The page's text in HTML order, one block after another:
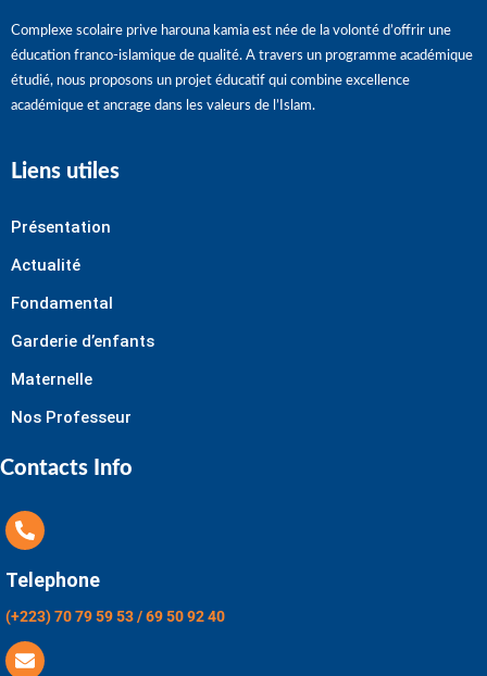
Complexe scolaire prive harouna kamia est née de la volonté d’offrir une
éducation franco-islamique de qualité. A travers un programme académique
étudié, nous proposons un projet éducatif qui combine excellence
académique et ancrage dans les valeurs de l’Islam.
Liens utiles
Présentation
Actualité
Fondamental
Garderie d’enfants
Maternelle
Nos Professeur
Contacts Info
Telephone
(+223) 70 79 59 53 / 69 50 92 40